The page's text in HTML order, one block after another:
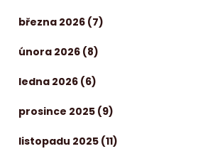
března 2026 (7)
února 2026 (8)
ledna 2026 (6)
prosince 2025 (9)
listopadu 2025 (11)